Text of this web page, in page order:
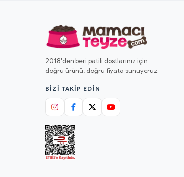
2018'den beri patili dostlarınız için
doğru ürünü, doğru fiyata sunuyoruz.
BIZI TAKIP EDIN